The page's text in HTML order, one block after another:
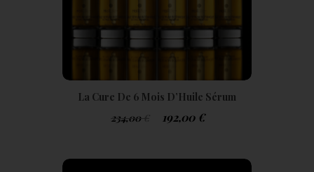
La Cure De 6 Mois D’Huile Sérum
Botanique Luxueuse HoliLife+
234,00 192,00 €